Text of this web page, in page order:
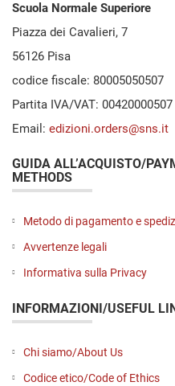
Scuola Normale Superiore
Piazza dei Cavalieri, 7
56126 Pisa
codice fiscale: 80005050507
Partita IVA/VAT: 00420000507
Email: edizioni.orders@sns.it
GUIDA ALL’ACQUISTO/
METHODS
Metodo di pagamento e
Avvertenze legali
Informativa sulla Privacy
INFORMAZIONI/USEFUL
Chi siamo/About Us
Codice etico/Code of Ethics